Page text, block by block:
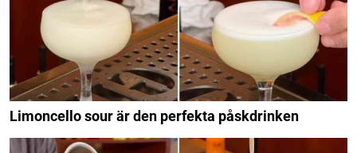
Limoncello sour är den perfekta påskdrinken